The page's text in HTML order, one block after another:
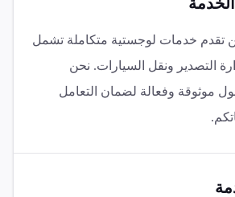
تقدم خدمات لوجستية متكاملة تشمل
التصدير ونقل السيارات. نحن
موثوقة وفعالة لضمان التعامل